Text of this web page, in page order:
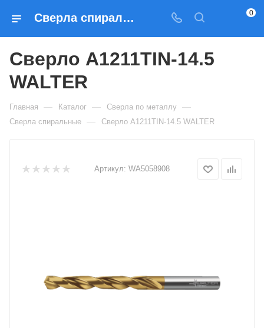
Сверла спиральные Сверло A1211TIN-14.5 WALTER — купить по выгодным ценам в Москве 0
Сверло A1211TIN-14.5
WALTER
Главная — Каталог — Сверла по металлу —
Сверла спиральные — Сверло A1211TIN-14.5 WALTER
Артикул: WA5058908